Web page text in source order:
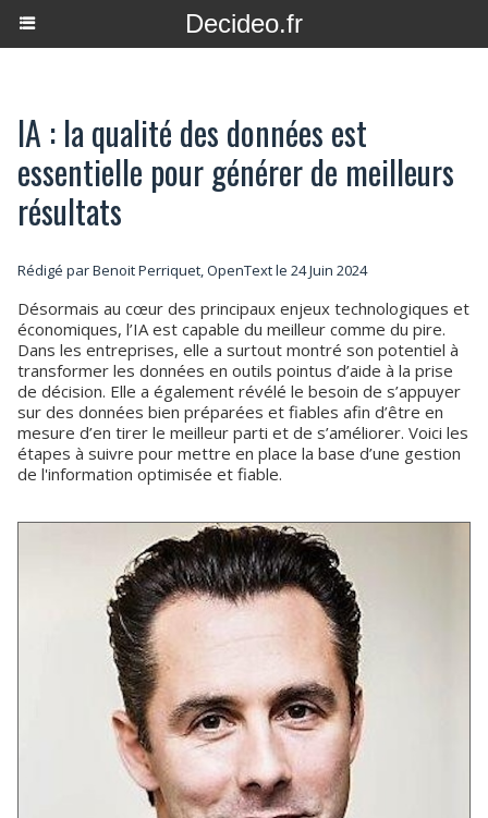
Decideo.fr
IA : la qualité des données est
essentielle pour générer de meilleurs
résultats
Rédigé par Benoit Perriquet, OpenText le 24 Juin 2024
Désormais au cœur des principaux enjeux technologiques et
économiques, l’IA est capable du meilleur comme du pire.
Dans les entreprises, elle a surtout montré son potentiel à
transformer les données en outils pointus d’aide à la prise
de décision. Elle a également révélé le besoin de s’appuyer
sur des données bien préparées et fiables afin d’être en
mesure d’en tirer le meilleur parti et de s’améliorer. Voici les
étapes à suivre pour mettre en place la base d’une gestion
de l'information optimisée et fiable.